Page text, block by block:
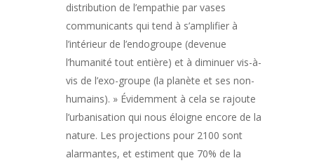
distribution de l’empathie par vases
communicants qui tend à s’amplifier à
l’intérieur de l’endogroupe (devenue
l’humanité tout entière) et à diminuer vis-à-
vis de l’exo-groupe (la planète et ses non-
humains). » Évidemment à cela se rajoute
l’urbanisation qui nous éloigne encore de la
nature. Les projections pour 2100 sont
alarmantes, et estiment que 70% de la